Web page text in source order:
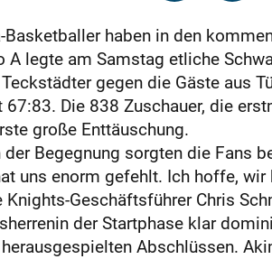
haben in den
A legte am Samstag etliche
gegen die Gäste aus
Die 838 Zuschauer, die
große Enttäuschung.
Begegnung sorgten die Fans
uns enorm gefehlt. Ich hoffe,
Knights-Geschäftsführer Chris
der Startphase klar
Abschlüssen.